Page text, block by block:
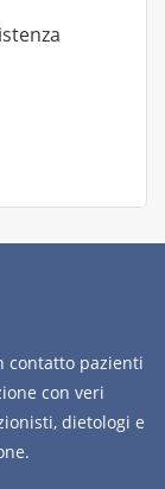
contatto pazienti
con veri
dietologi e